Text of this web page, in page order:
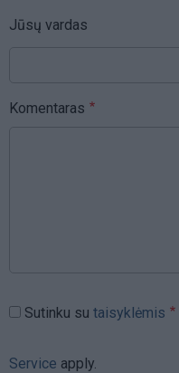
Jūsų vardas
Komentaras
Sutinku su taisyklėmis
Service apply.